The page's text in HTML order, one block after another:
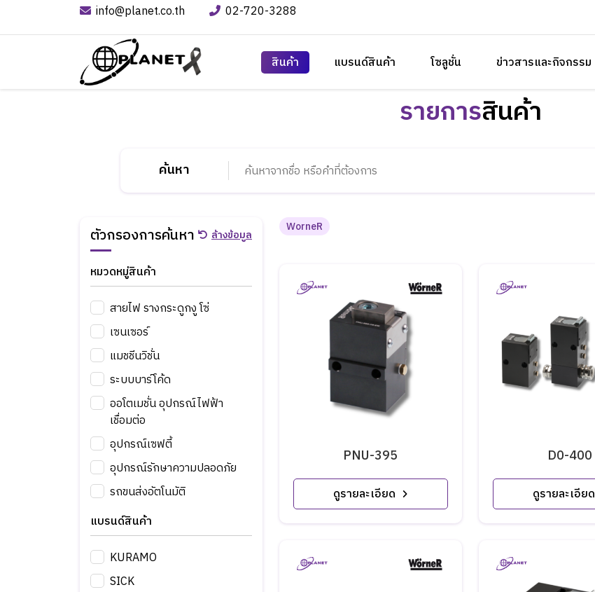
info@planet.co.th 02-720-3288
สินค้า แบรนด์สินค้า โซลูชั่น ข่าวสารและกิจกรรม
รายการสินค้า
ค้นหา
ตัวกรองการค้นหา ล้างข้อมูล
หมวดหมู่สินค้า
สายไฟ รางกระดูกงู โซ่
เซนเซอร์
แมชชีนวิชั่น
ระบบบาร์โค้ด
ออโตเมชั่น อุปกรณ์ไฟฟ้า
เชื่อมต่อ
อุปกรณ์เซฟตี้
อุปกรณ์รักษาความปลอดภัย
รถขนส่งอัตโนมัติ
แบรนด์สินค้า
KURAMO
SICK
WorneR
ดูรายละเอียด
PNU-395
ดูรายละเอียด
D0-400